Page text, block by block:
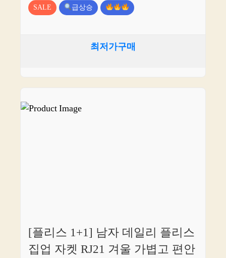
SALE 급상승
최저가구매
[플리스 1+1] 남자 데일리 플리스
집업 자켓 RJ21 겨울 가볍고 편안